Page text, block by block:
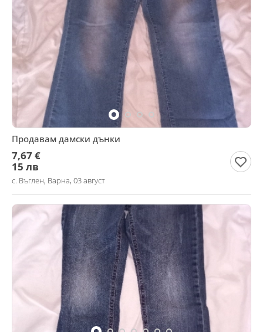
Продавам дамски дънки
7,67 €
15 лв
с. Въглен, Варна, 03 август